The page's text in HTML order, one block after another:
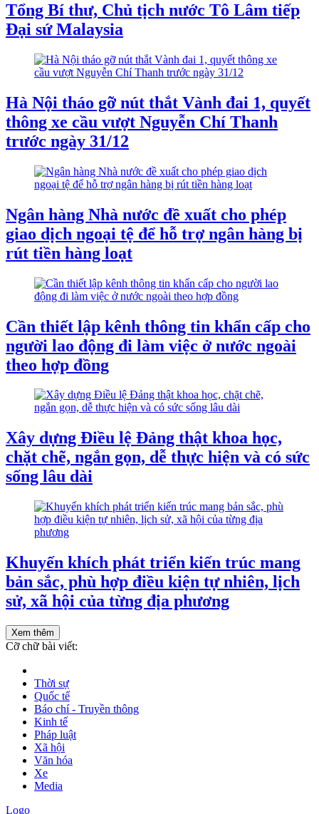
Tổng Bí thư, Chủ tịch nước Tô Lâm tiếp
Đại sứ Malaysia
Hà Nội tháo gỡ nút thắt Vành đai 1, quyết
thông xe cầu vượt Nguyễn Chí Thanh
trước ngày 31/12
Ngân hàng Nhà nước đề xuất cho phép
giao dịch ngoại tệ để hỗ trợ ngân hàng bị
rút tiền hàng loạt
Cần thiết lập kênh thông tin khẩn cấp cho
người lao động đi làm việc ở nước ngoài
theo hợp đồng
Xây dựng Điều lệ Đảng thật khoa học,
chặt chẽ, ngắn gọn, dễ thực hiện và có sức
sống lâu dài
Khuyến khích phát triển kiến trúc mang
bản sắc, phù hợp điều kiện tự nhiên, lịch
sử, xã hội của từng địa phương
Xem thêm
Cỡ chữ bài viết:
Thời sự
Quốc tế
Báo chí - Truyền thông
Kinh tế
Pháp luật
Xã hội
Văn hóa
Xe
Media
Logo